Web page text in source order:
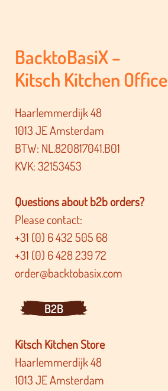
BacktoBasiX –
Kitsch Kitchen Office
Haarlemmerdijk 48
1013 JE Amsterdam
BTW: NL.820817041.B01
KVK: 32153453
Questions about b2b orders?
Please contact:
+31 (0) 6 432 505 68
+31 (0) 6 428 239 72
order@backtobasix.com
B2B
Kitsch Kitchen Store
Haarlemmerdijk 48
1013 JE Amsterdam